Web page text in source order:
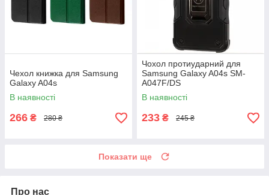
Чехол книжка для Samsung
Galaxy A04s
В наявності
266 ₴ 280 ₴
Чохол протиударний для
Samsung Galaxy A04s SM-
A047F/DS
В наявності
233 ₴ 245 ₴
Показати ще
Про нас